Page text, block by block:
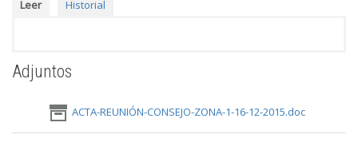
Leer Historial
Adjuntos
ACTA-REUNIÓN-CONSEJO-ZONA-1-16-12-2015.doc